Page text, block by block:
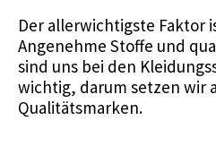
Der allerwichtigste Faktor
Angenehme Stoffe und
sind uns bei den
wichtig, darum setzen wir
Qualitätsmarken.